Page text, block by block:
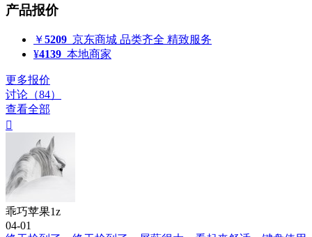
产品报价
￥5209 京东商城 品类齐全 精致服务
¥4139 本地商家
更多报价
讨论（84）
查看全部

乖巧苹果1z
04-01